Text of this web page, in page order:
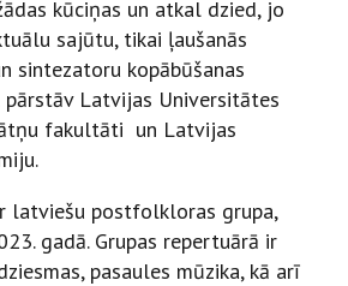
kūciņas un atkal dzied, jo
sajūtu, tikai ļaušanās
sintezatoru kopābūšanas
pārstāv Latvijas Universitātes
fakultāti un Latvijas
latviešu postfolkloras grupa,
gadā. Grupas repertuārā ir
pasaules mūzika, kā arī